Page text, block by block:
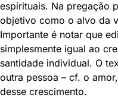
espirituais. Na pregação
objetivo como o alvo da
Importante é notar que
simplesmente igual ao
santidade individual. O
outra pessoa – cf. o
desse crescimento.